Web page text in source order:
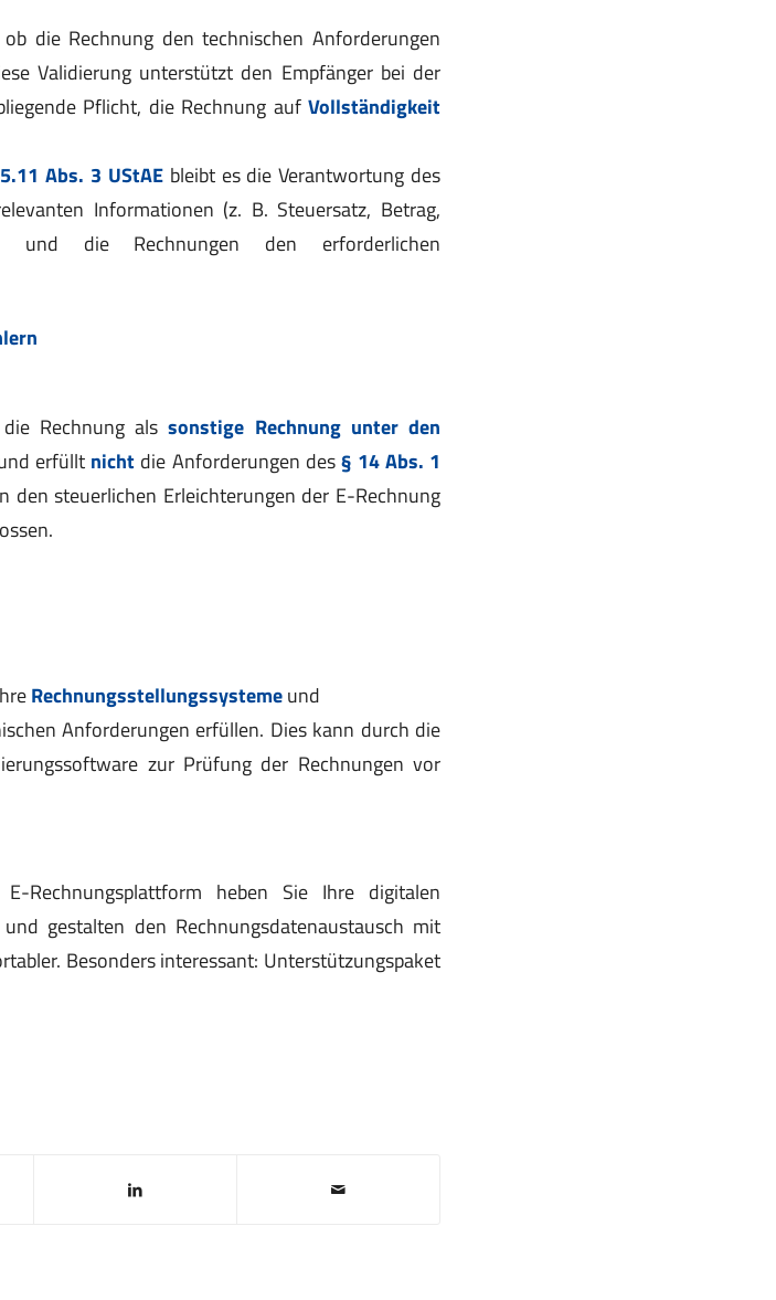
die Rechnung den technischen Anforderungen
Validierung unterstützt den Empfänger bei der
Pflicht, die Rechnung auf Vollständigkeit
Abs. 3 UStAEbleibt es die Verantwortung des
Informationen (z. B. Steuersatz, Betrag,
und die Rechnungen den erforderlichen
Rechnung alssonstige Rechnung unter den
erfüllt nicht die Anforderungen des§ 14 Abs. 1
den steuerlichen Erleichterungen der E-Rechnung
Rechnungsstellungssystemeund
Anforderungen erfüllen. Dies kann durch die
zur Prüfung der Rechnungen vor
Rechnungsplattform heben Sie Ihre digitalen
gestalten den Rechnungsdatenaustausch mit
Besonders interessant: Unterstützungspaket